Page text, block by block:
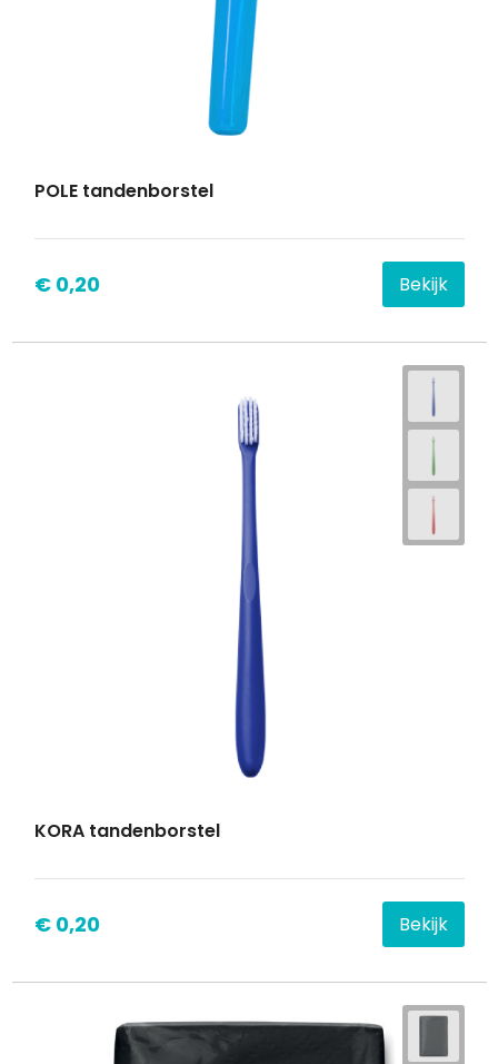
POLE tandenborstel
€ 0,20 Bekijk
KORA tandenborstel
€ 0,20 Bekijk